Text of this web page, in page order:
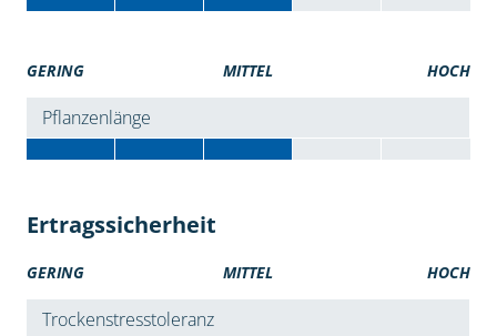
GERING MITTEL HOCH
Pflanzenlänge
Ertragssicherheit
GERING MITTEL HOCH
Trockenstresstoleranz